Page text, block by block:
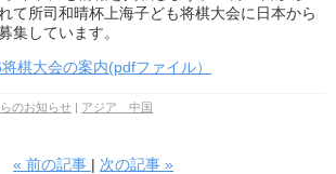
て所司和晴杯上海子ども将棋大会に日本から
集しています。
棋大会の案内(pdfファイル）
のお知らせ アジア 中国
« 前の記事 次の記事 »